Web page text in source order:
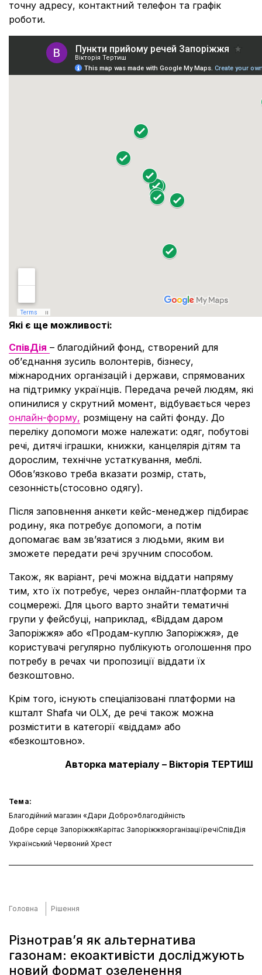
точну адресу, контактний телефон та графік
роботи.
Які є ще можливості:
СпівДія – благодійний фонд, створений для
обʼєднання зусиль волонтерів, бізнесу,
міжнародних організацій і держави, спрямованих
на підтримку українців. Передача речей людям, які
опинилися у скрутний момент, відбувається через
онлайн-форму, розміщену на сайті фонду. До
переліку допомоги може належати: одяг, побутові
речі, дитячі іграшки, книжки, канцелярія дітям та
дорослим, технічне устаткування, меблі.
Обовʼязково треба вказати розмір, стать,
сезонність(стосовно одягу).
Після заповнення анкети кейс-менеджер підбирає
родину, яка потребує допомоги, а потім
допомагає вам зв’язатися з людьми, яким ви
зможете передати речі зручним способом.
Також, як варіант, речі можна віддати напряму
тим, хто їх потребує, через онлайн-платформи та
соцмережі. Для цього варто знайти тематичні
групи у фейсбуці, наприклад, «Віддам даром
Запоріжжя» або «Продам-куплю Запоріжжя», де
користувачі регулярно публікують оголошення про
потребу в речах чи пропозиції віддати їх
безкоштовно.
Крім того, існують спеціалізовані платформи на
кшталт Shafa чи OLX, де речі також можна
розмістити в категорії «віддам» або
«безкоштовно».
Авторка матеріалу – Вікторія ТЕРТИШ
Тема:
Благодійний магазин «Дари Добро»благодійність
Добре серце ЗапоріжжяКарітас ЗапоріжжяорганізаціїречіСпівДія
Український Червоний Хрест
Головна Рішення
Різнотравʼя як альтернатива
газонам: екоактивісти досліджують
новий формат озеленення